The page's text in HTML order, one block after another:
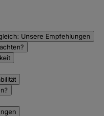
Unsere Empfehlungen